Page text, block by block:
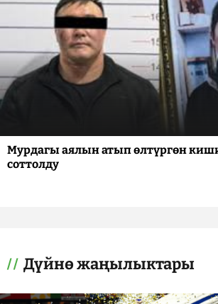
Мурдагы аялын атып өлтүргөн
соттолду
Дүйнө жаңылыктары